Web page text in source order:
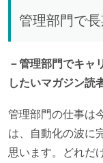
管理部門で
－管理部門でキャ
したいマガジン読
管理部門の仕事は
は、自動化の波に
思います。どれだ